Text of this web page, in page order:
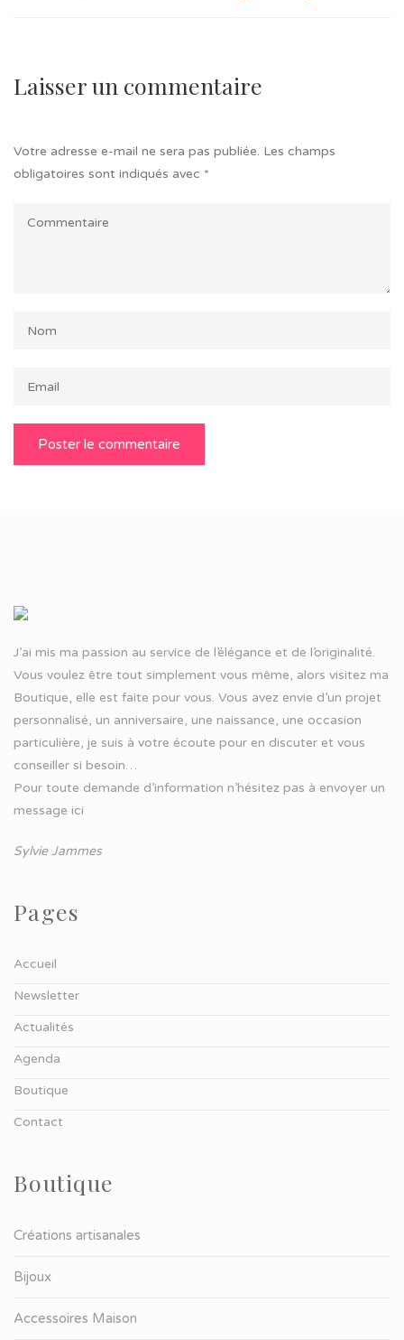
Laisser un commentaire
Votre adresse e-mail ne sera pas publiée. Les champs
obligatoires sont indiqués avec *
J’ai mis ma passion au service de l’élégance et de l’originalité.
Vous voulez être tout simplement vous même, alors visitez ma
Boutique, elle est faite pour vous. Vous avez envie d’un projet
personnalisé, un anniversaire, une naissance, une occasion
particulière, je suis à votre écoute pour en discuter et vous
conseiller si besoin…
Pour toute demande d’information n’hésitez pas à envoyer un
message ici
Sylvie Jammes
Pages
Accueil
Newsletter
Actualités
Agenda
Boutique
Contact
Boutique
Créations artisanales
Bijoux
Accessoires Maison